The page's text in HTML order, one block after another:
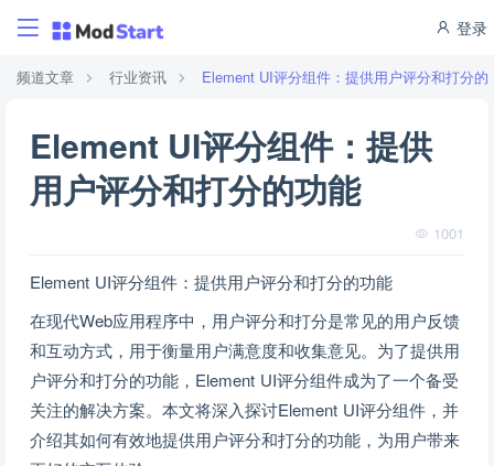
登录
频道文章 行业资讯 Element UI评分组件：提供用户评分和打分的
Element UI评分组件：提供
用户评分和打分的功能
1001
Element UI评分组件：提供用户评分和打分的功能
在现代Web应用程序中，用户评分和打分是常见的用户反馈
和互动方式，用于衡量用户满意度和收集意见。为了提供用
户评分和打分的功能，Element UI评分组件成为了一个备受
关注的解决方案。本文将深入探讨Element UI评分组件，并
介绍其如何有效地提供用户评分和打分的功能，为用户带来